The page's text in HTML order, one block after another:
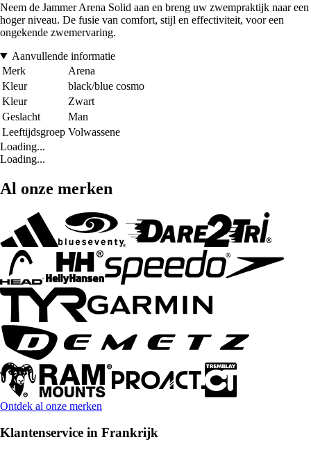
Neem de Jammer Arena Solid aan en breng uw zwempraktijk naar een
hoger niveau. De fusie van comfort, stijl en effectiviteit, voor een
ongekende zwemervaring.
Aanvullende informatie
Merk
Arena
Kleur
black/blue cosmo
Kleur
Zwart
Geslacht
Man
Leeftijdsgroep Volwassene
Loading...
Loading...
Al onze merken
Ontdek al onze merken
Klantenservice in Frankrijk